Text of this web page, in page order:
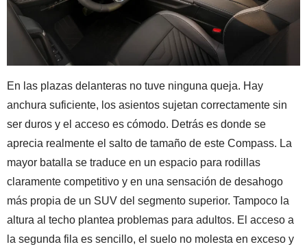
En las plazas delanteras no tuve ninguna queja. Hay
anchura suficiente, los asientos sujetan correctamente sin
ser duros y el acceso es cómodo. Detrás es donde se
aprecia realmente el salto de tamaño de este Compass. La
mayor batalla se traduce en un espacio para rodillas
claramente competitivo y en una sensación de desahogo
más propia de un SUV del segmento superior. Tampoco la
altura al techo plantea problemas para adultos. El acceso a
la segunda fila es sencillo, el suelo no molesta en exceso y